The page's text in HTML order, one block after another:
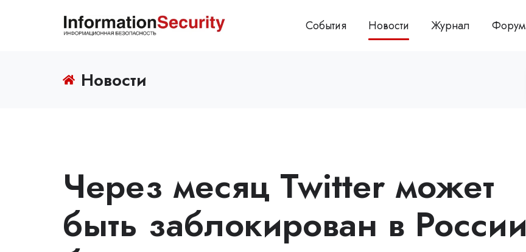
События Новости Журнал Форум
Новости
Через месяц Twitter может
быть заблокирован в России